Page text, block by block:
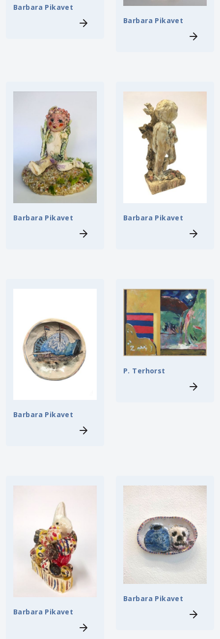
Barbara Pikavet
Barbara Pikavet
Barbara Pikavet Barbara Pikavet
Barbara Pikavet
P. Terhorst
Barbara Pikavet
Barbara Pikavet